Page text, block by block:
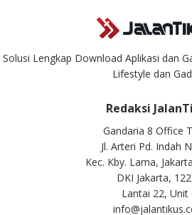
Solusi Lengkap Download Aplikasi dan
Lifestyle dan
Redaksi
Gandaria 8 Office
Jl. Arteri Pd. Indah
Kec. Kby. Lama,
DKI Jakarta,
Lantai 22, Unit